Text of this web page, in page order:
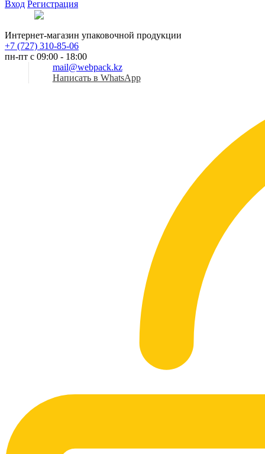
Вход Регистрация
Интернет-магазин упаковочной продукции
+7 (727) 310-85-06
пн-пт с 09:00 - 18:00
mail@webpack.kz
Написать в WhatsApp